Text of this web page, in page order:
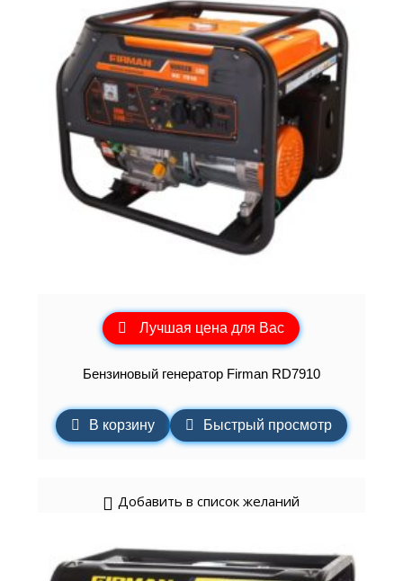
Лучшая цена для Вас
Бензиновый генератор Firman RD7910
В корзину Быстрый просмотр
Добавить в список желаний